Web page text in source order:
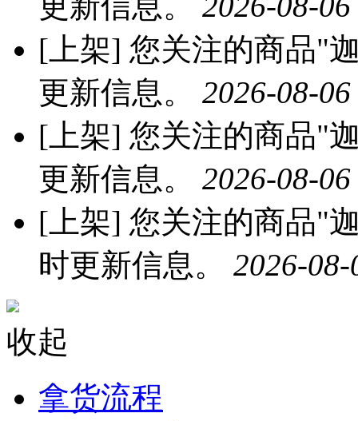
[上架] 您关注的商品"
更新信息。 2026-08-
[上架] 您关注的商品"
更新信息。 2026-08-
[上架] 您关注的商品"
时更新信息。 2026-
收起
拿货流程